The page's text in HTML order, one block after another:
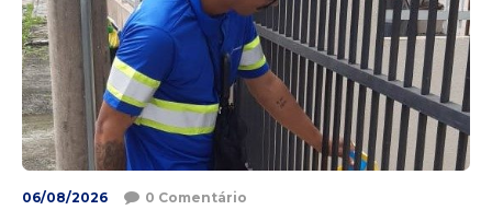
06/08/2026 0 Comentário